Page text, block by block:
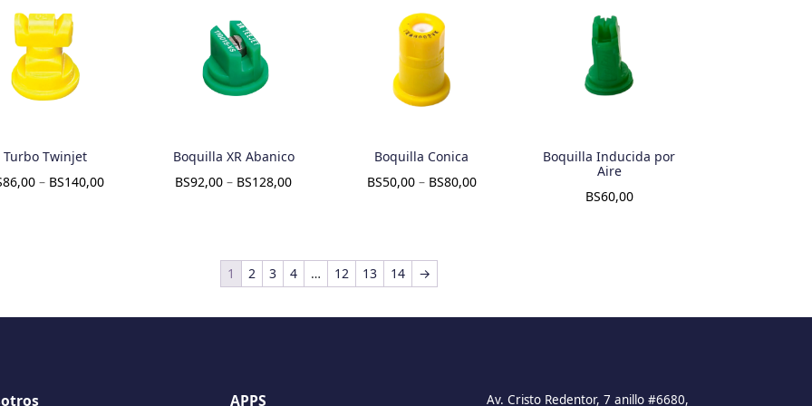
Turbo Twinjet
86,00– BS140,00
Boquilla XR Abanico
BS92,00 – BS128,00
Boquilla Conica
BS50,00– BS80,00
Boquilla Inducida por
Aire
BS60,00
1 2 3 4 … 12 13 14 →
APPS Av. Cristo Redentor, 7 anillo #6680,